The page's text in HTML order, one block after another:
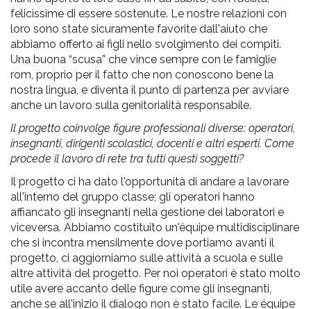
felicissime di essere sostenute. Le nostre relazioni con
loro sono state sicuramente favorite dall'aiuto che
abbiamo offerto ai figli nello svolgimento dei compiti.
Una buona “scusa” che vince sempre con le famiglie
rom, proprio per il fatto che non conoscono bene la
nostra lingua, e diventa il punto di partenza per avviare
anche un lavoro sulla genitorialità responsabile.
Il progetto coinvolge figure professionali diverse: operatori,
insegnanti, dirigenti scolastici, docenti e altri esperti. Come
procede il lavoro di rete tra tutti questi soggetti?
Il progetto ci ha dato l'opportunità di andare a lavorare
all'interno del gruppo classe; gli operatori hanno
affiancato gli insegnanti nella gestione dei laboratori e
viceversa. Abbiamo costituito un'équipe multidisciplinare
che si incontra mensilmente dove portiamo avanti il
progetto, ci aggiorniamo sulle attività a scuola e sulle
altre attività del progetto. Per noi operatori è stato molto
utile avere accanto delle figure come gli insegnanti,
anche se all'inizio il dialogo non è stato facile. Le équipe